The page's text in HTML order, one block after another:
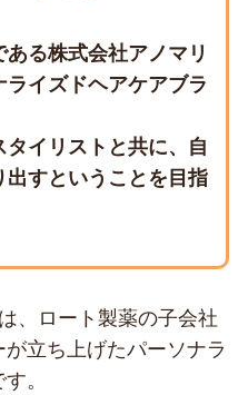
る株式会社アノマリ
イズドヘアケアブラ
タイリストと共に、自
すということを目指
、ロート製薬の子会社
立ち上げたパーソナラ
。